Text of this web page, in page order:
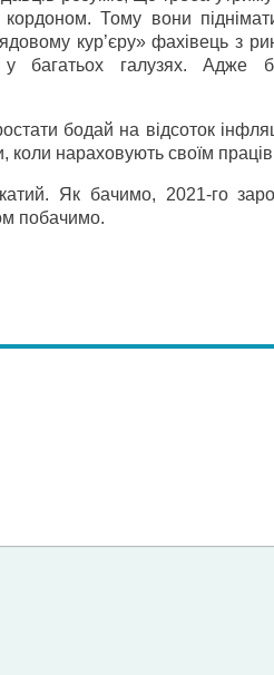
Тому вони
кур’єру» фахівець з
у багатьох галузях.
бодай на відсоток
нараховують своїм
Як бачимо, 2021-го
побачимо.